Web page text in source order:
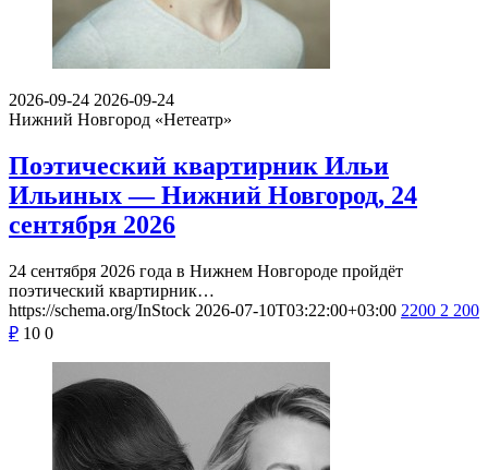
2026-09-24 2026-09-24
Нижний Новгород «Нетеатр»
Поэтический квартирник Ильи
Ильиных — Нижний Новгород, 24
сентября 2026
24 сентября 2026 года в Нижнем Новгороде пройдёт
поэтический квартирник…
https://schema.org/InStock 2026-07-10T03:22:00+03:00 2200 2 200
₽ 10 0